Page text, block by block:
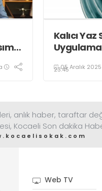
Kalıcı
Ediyor!
05 Aralık
23:45
anlık haber, taraftar
Kocaeli Son dakika
Web TV